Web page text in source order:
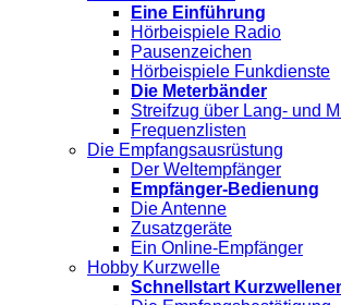
Eine Einführung
Hörbeispiele Radio
Pausenzeichen
Hörbeispiele Funkdienste
Die Meterbänder
Streifzug über Lang- und
Frequenzlisten
Die Empfangsausrüstung
Der Weltempfänger
Empfänger-Bedienung
Die Antenne
Zusatzgeräte
Ein Online-Empfänger
Hobby Kurzwelle
Schnellstart